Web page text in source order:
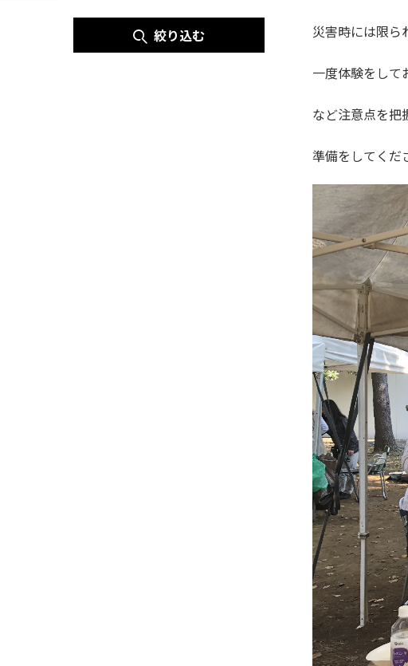
災害時には限ら
一度体験をして
など注意点を把
準備をしてくだ
絞り込む